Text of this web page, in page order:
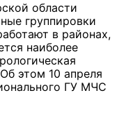
области
группировки
в районах,
наиболее
этом 10 апреля
ГУ МЧС